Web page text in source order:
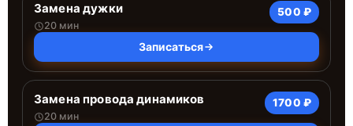
Замена дужки
20 мин
500 ₽
Записаться
Замена провода динамиков
20 мин
1700 ₽